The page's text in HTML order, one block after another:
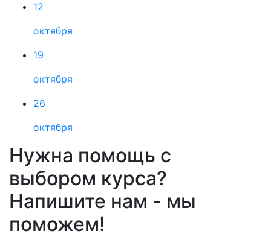
12
октября
19
октября
26
октября
Нужна помощь с
выбором курса?
Напишите нам - мы
поможем!